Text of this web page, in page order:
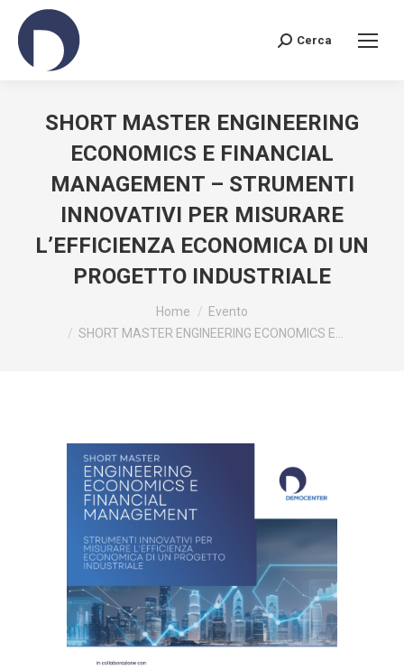
Search:
Cerca
SHORT MASTER ENGINEERING
ECONOMICS E FINANCIAL
MANAGEMENT – STRUMENTI
INNOVATIVI PER MISURARE
L’EFFICIENZA ECONOMICA DI UN
PROGETTO INDUSTRIALE
Home
Evento
SHORT MASTER ENGINEERING ECONOMICS E…